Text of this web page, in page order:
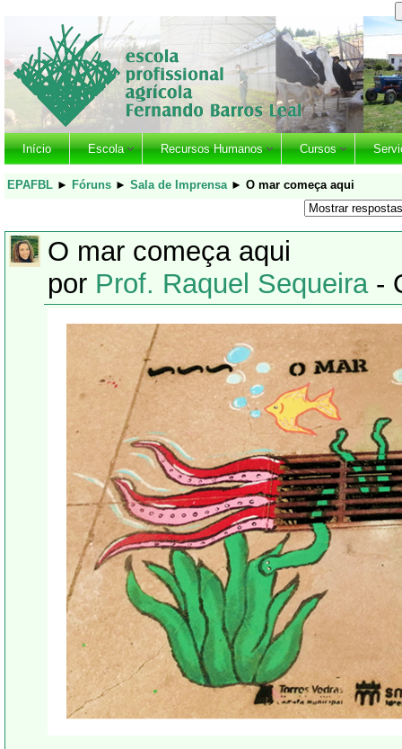
Início Escola Recursos Humanos Cursos
EPAFBL ► Fóruns ► Sala de Imprensa ► O mar começa aqui
O mar começa aqui
por Prof. Raquel Sequeira-